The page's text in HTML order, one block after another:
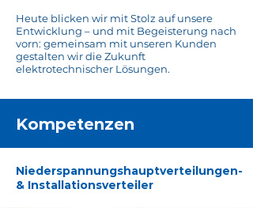
Heute blicken wir mit Stolz auf unsere
Entwicklung – und mit Begeisterung nach
vorn: gemeinsam mit unseren Kunden
gestalten wir die Zukunft
elektrotechnischer Lösungen.
Kompetenzen
Niederspannungshauptverteilungen-
& Installationsverteiler